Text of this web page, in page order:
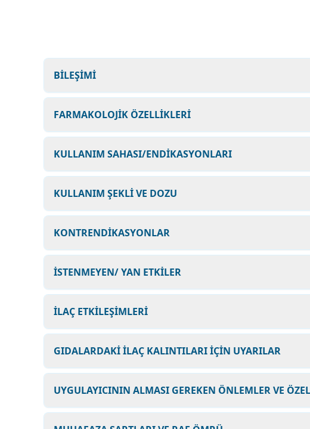
BİLEŞİMİ
FARMAKOLOJİK ÖZELLİKLERİ
KULLANIM SAHASI/ENDİKASYONLARI
KULLANIM ŞEKLİ VE DOZU
KONTRENDİKASYONLAR
İSTENMEYEN/ YAN ETKİLER
İLAÇ ETKİLEŞİMLERİ
GIDALARDAKİ İLAÇ KALINTILARI İÇİN UYARILAR
UYGULAYICININ ALMASI GEREKEN ÖNLEMLER VE